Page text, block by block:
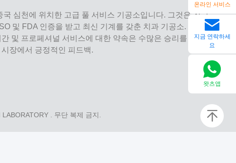
국 심천에 위치한 고급 풀 서비스 기공소입니다. 그것은 최고
및 FDA 인증을 받고 최신 기계를 갖춘 치과 기공소. 그것은
및 프로페셔널 서비스에 대한 약속은 수많은 승리를 거두었
장에서 긍정적인 피드백.
LABORATORY. 무단 복제 금지.
온라인 서비스
지금 연락하세
요
왓츠앱